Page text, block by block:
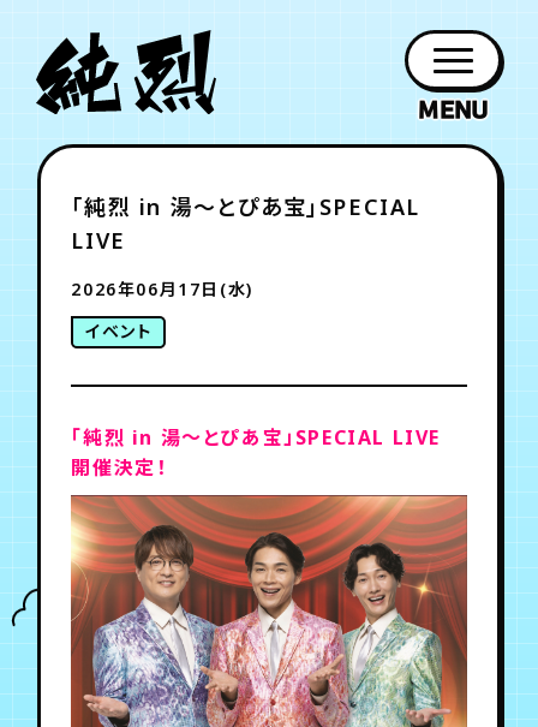
お知らせ 日程 チケット
紹介 作品 日記
グッズ ホーム
ファン
年会員制ファンクラブ
会員登録 ログイン
チケット
月会員制ファンクラブ
「純烈 in 湯～とぴあ宝」SPECIAL
LIVE
2026年06月17日(水)
イベント
「純烈 in 湯～とぴあ宝」SPECIAL LIVE
開催決定！